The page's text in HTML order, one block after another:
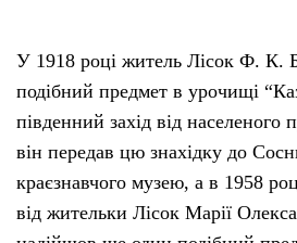
У 1918 році житель Лісок Ф. К.
подібний предмет в урочищі
південний захід від населеного
він передав цю знахідку до
краєзнавчого музею, а в 1958
від жительки Лісок Марії